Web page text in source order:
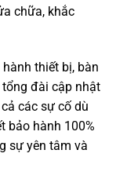
chữa, khắc
thiết bị, bàn
đài cập nhật
các sự cố dù
bảo hành 100%
sự yên tâm và